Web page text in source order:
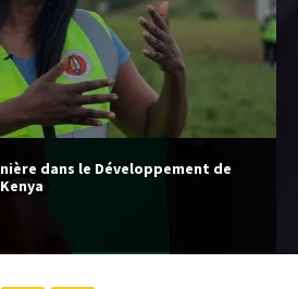
dans le Développement de